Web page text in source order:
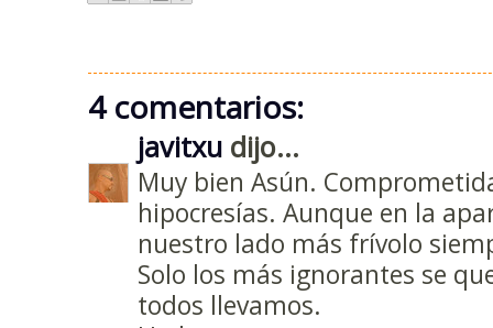
4 comentarios:
javitxu dijo...
Muy bien Asún.
hipocresías. Aunque en la
nuestro lado más frívolo
Solo los más ignorantes se
todos llevamos.